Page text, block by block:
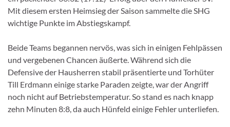
Mit diesem ersten Heimsieg der Saison sammelte die SHG
wichtige Punkte im Abstiegskampf.
Beide Teams begannen nervös, was sich in einigen Fehlpässen
und vergebenen Chancen äußerte. Während sich die
Defensive der Hausherren stabil präsentierte und Torhüter
Till Erdmann einige starke Paraden zeigte, war der Angriff
noch nicht auf Betriebstemperatur. So stand es nach knapp
zehn Minuten 8:8, da auch Hünfeld einige Fehler unterliefen.